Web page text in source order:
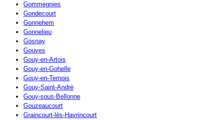
Gommegnies
Gondecourt
Gonnehem
Gonnelieu
Gosnay
Gouves
Gouy-en-Artois
Gouy-en-Gohelle
Gouy-en-Ternois
Gouy-Saint-André
Gouy-sous-Bellonne
Gouzeaucourt
Graincourt-lès-Havrincourt